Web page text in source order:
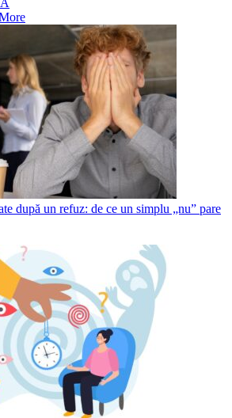
după un refuz: de ce un simplu „nu” pare